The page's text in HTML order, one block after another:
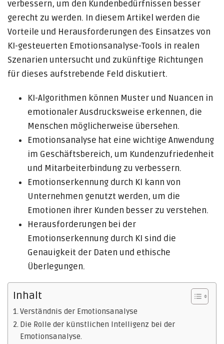
verbessern, um den Kundenbedürfnissen besser
gerecht zu werden. In diesem Artikel werden die
Vorteile und Herausforderungen des Einsatzes von
KI-gesteuerten Emotionsanalyse-Tools in realen
Szenarien untersucht und zukünftige Richtungen
für dieses aufstrebende Feld diskutiert.
KI-Algorithmen können Muster und Nuancen in
emotionaler Ausdrucksweise erkennen, die
Menschen möglicherweise übersehen.
Emotionsanalyse hat eine wichtige Anwendung
im Geschäftsbereich, um Kundenzufriedenheit
und Mitarbeiterbindung zu verbessern.
Emotionserkennung durch KI kann von
Unternehmen genutzt werden, um die
Emotionen ihrer Kunden besser zu verstehen.
Herausforderungen bei der
Emotionserkennung durch KI sind die
Genauigkeit der Daten und ethische
Überlegungen.
Inhalt
Verständnis der Emotionsanalyse
Die Rolle der künstlichen Intelligenz bei der
Emotionsanalyse.